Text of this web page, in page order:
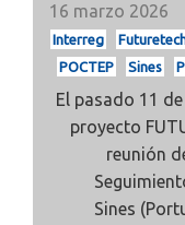
16 marzo 2026
Interreg
POCTEP
Sines
El pasado 11
proyecto
reunión
Sines